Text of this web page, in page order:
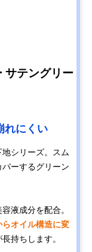
サテングリー
れにくい
シリーズ。スム
ーするグリーン
液成分を配合。
オイル構造に変
持ちします。